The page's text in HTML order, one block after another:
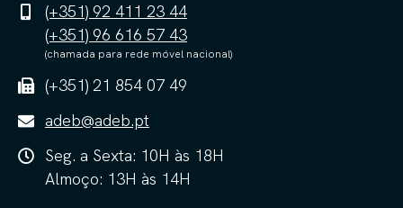
(+351) 92 411 23 44
(+351) 96 616 57 43
(chamada para rede móvel nacional)
(+351) 21 854 07 49
adeb@adeb.pt
Seg. a Sexta: 10H às 18H
Almoço: 13H às 14H